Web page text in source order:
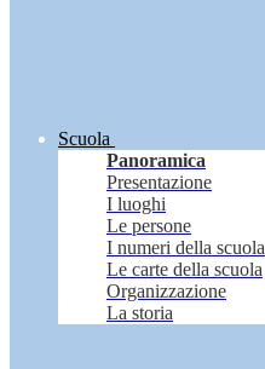
Scuola
Panoramica
Presentazione
I luoghi
Le persone
I numeri della scuola
Le carte della scuola
Organizzazione
La storia